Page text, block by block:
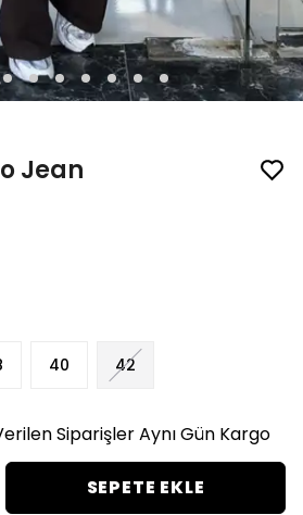
Jean
40 42
Siparişler Aynı Gün Kargo
SEPETE EKLE